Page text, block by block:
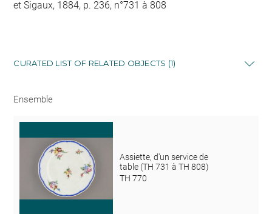
et Sigaux, 1884, p. 236, n°731 à 808
CURATED LIST OF RELATED OBJECTS (1)
Ensemble
Assiette, d'un service de
table (TH 731 à TH 808)
TH 770